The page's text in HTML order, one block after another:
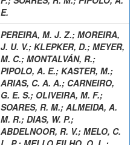
E.
PEREIRA, M. J. Z.; MOREIRA,
J. U. V.; KLEPKER, D.; MEYER,
M. C.; MONTALVÁN, R.;
PIPOLO, A. E.; KASTER, M.;
ARIAS, C. A. A.; CARNEIRO,
G. E. S.; OLIVEIRA, M. F.;
SOARES, R. M.; ALMEIDA, A.
M. R.; DIAS, W. P.;
ABDELNOOR, R. V.; MELO, C.